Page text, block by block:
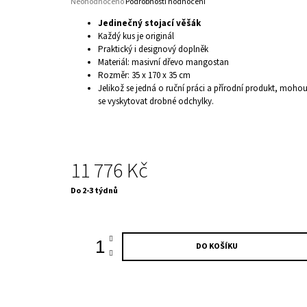
produktu
hvězdiček.
Jedinečný stojací věšák
Každý kus je originál
Praktický i designový doplněk
Materiál: masivní dřevo mangostan
Rozměr: 35 x 170 x 35 cm
Jelikož se jedná o ruční práci a přírodní produkt, mohou
se vyskytovat drobné odchylky.
11 776 Kč
Měrná
Do 2-3 týdnů
DO KOŠÍKU